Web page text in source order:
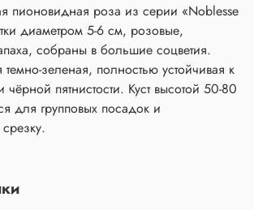
пионовидная роза из серии «Noblesse
диаметром 5-6 см, розовые,
cобраны в большие соцветия.
темно-зеленая, полностью устойчивая к
пятнистости. Куст высотой 50-80
для групповых посадок и